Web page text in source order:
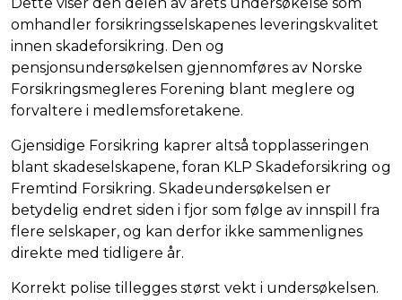
omhandler forsikringsselskapenes leveringskvalitet
innen skadeforsikring. Den og
pensjonsundersøkelsen gjennomføres av Norske
Forsikringsmegleres Forening blant meglere og
forvaltere i medlemsforetakene.
Gjensidige Forsikring kaprer altså topplasseringen
blant skadeselskapene, foran KLP Skadeforsikring og
Fremtind Forsikring. Skadeundersøkelsen er
betydelig endret siden i fjor som følge av innspill fra
flere selskaper, og kan derfor ikke sammenlignes
direkte med tidligere år.
Korrekt polise tillegges størst vekt i undersøkelsen.